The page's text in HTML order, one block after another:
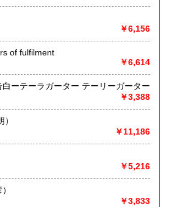
￥6,156
of fulfilment
￥6,614
ーテーラガーター テーリーガーター
￥3,388
）
￥11,186
￥5,216
）
￥3,833